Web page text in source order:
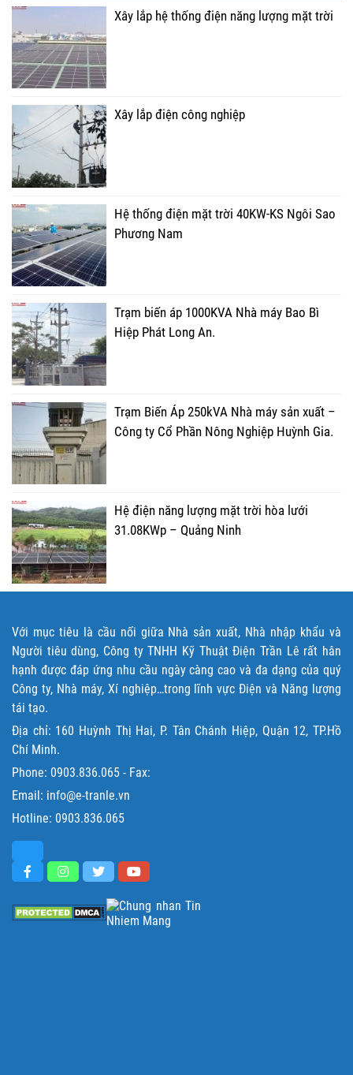
Xây lắp hệ thống điện năng lượng mặt trời
Xây lắp điện công nghiệp
Hệ thống điện mặt trời 40KW-KS Ngôi Sao
Phương Nam
Trạm biến áp 1000KVA Nhà máy Bao Bì
Hiệp Phát Long An.
Trạm Biến Áp 250kVA Nhà máy sản xuất –
Công ty Cổ Phần Nông Nghiệp Huỳnh Gia.
Hệ điện năng lượng mặt trời hòa lưới
31.08KWp – Quảng Ninh
Với mục tiêu là cầu nối giữa Nhà sản xuất, Nhà nhập khẩu và
Người tiêu dùng, Công ty TNHH Kỹ Thuật Điện Trần Lê rất hân
hạnh được đáp ứng nhu cầu ngày càng cao và đa dạng của quý
Công ty, Nhà máy, Xí nghiệp…trong lĩnh vực Điện và Năng lượng
tái tạo.
Địa chỉ: 160 Huỳnh Thị Hai, P. Tân Chánh Hiệp, Quận 12, TP.Hồ
Chí Minh.
Phone: 0903.836.065 - Fax:
Email: info@e-tranle.vn
Hotline: 0903.836.065